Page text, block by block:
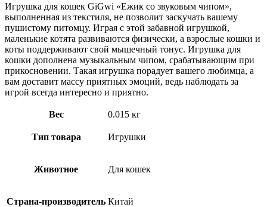
Игрушка для кошек GiGwi «Ежик со звуковым чипом»,
выполненная из текстиля, не позволит заскучать вашему
пушистому питомцу. Играя с этой забавной игрушкой,
маленькие котята развиваются физически, а взрослые кошки и
коты поддерживают свой мышечный тонус. Игрушка для
кошки дополнена музыкальным чипом, срабатывающим при
прикосновении. Такая игрушка порадует вашего любимца, а
вам доставит массу приятных эмоций, ведь наблюдать за
игрой всегда интересно и приятно.
Вес 0.015 кг
Тип товара Игрушки
Животное Для кошек
Страна-производитель Китай